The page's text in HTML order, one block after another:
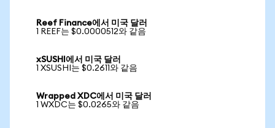
Reef Finance에서 미국 달러
1 REEF는 $0.0000512와 같음
xSUSHI에서 미국 달러
1 XSUSHI는 $0.2611와 같음
Wrapped XDC에서 미국 달러
1 WXDC는 $0.0265와 같음